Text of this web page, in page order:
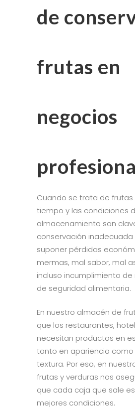
de
frutas en
negocios
Cuando se trata de frutas
tiempo y las condiciones
almacenamiento son
conservación
suponer pérdidas
mermas, mal sabor, mal
incluso incumplimiento
de seguridad alimentaria.
En nuestro almacén de
que los restaurantes,
necesitan productos en
tanto en apariencia como
textura. Por eso, en
frutas y verduras nos
que cada caja que sale
mejores condiciones.